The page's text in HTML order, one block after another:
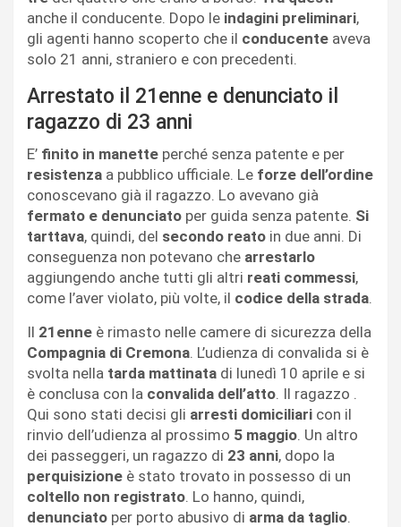
anche il conducente. Dopo le indagini preliminari,
gli agenti hanno scoperto che il conducente aveva
solo 21 anni, straniero e con precedenti.
Arrestato il 21enne e denunciato il
ragazzo di 23 anni
E’ finito in manette perché senza patente e per
resistenza a pubblico ufficiale. Le forze dell’ordine
conoscevano già il ragazzo. Lo avevano già
fermato e denunciato per guida senza patente. Si
tarttava, quindi, del secondo reato in due anni. Di
conseguenza non potevano che arrestarlo
aggiungendo anche tutti gli altri reati commessi,
come l’aver violato, più volte, il codice della strada.
Il 21enne è rimasto nelle camere di sicurezza della
Compagnia di Cremona. L’udienza di convalida si è
svolta nella tarda mattinata di lunedì 10 aprile e si
è conclusa con la convalida dell’atto. Il ragazzo .
Qui sono stati decisi gli arresti domiciliari con il
rinvio dell’udienza al prossimo 5 maggio. Un altro
dei passeggeri, un ragazzo di 23 anni, dopo la
perquisizione è stato trovato in possesso di un
coltello non registrato. Lo hanno, quindi,
denunciato per porto abusivo di arma da taglio.